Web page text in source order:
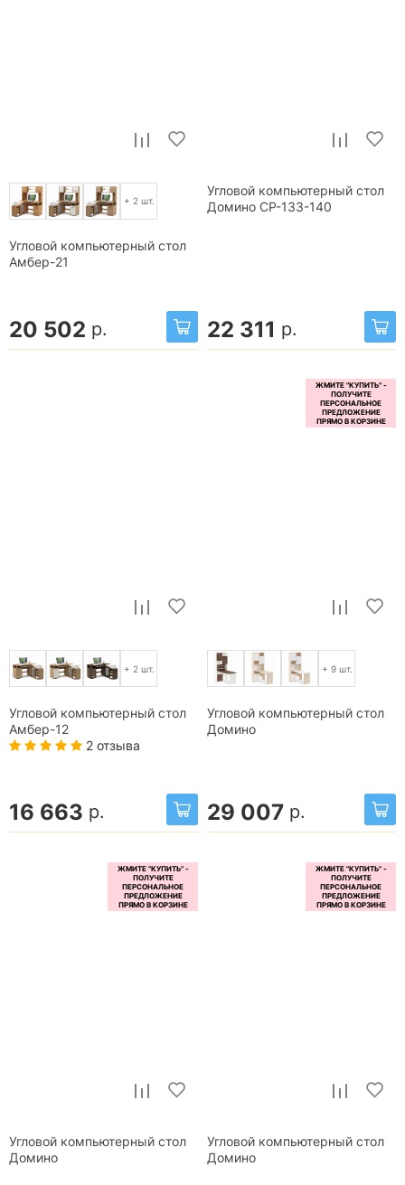
+ 2 шт.
Угловой компьютерный стол
Амбер-21
20 502 р.
Угловой компьютерный стол
Домино СР-133-140
22 311 р.
+ 2 шт.
Угловой компьютерный стол
Амбер-12
2 отзыва
16 663 р.
+ 9 шт.
Угловой компьютерный стол
Домино
29 007 р.
Угловой компьютерный стол
Домино
Угловой компьютерный стол
Домино